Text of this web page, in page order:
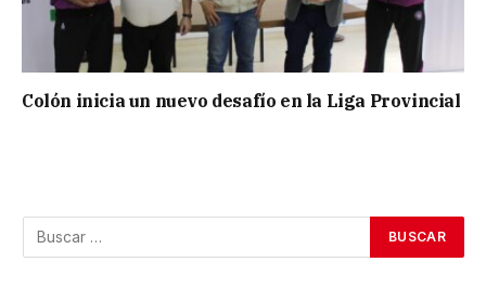
Colón inicia un nuevo desafío en la Liga Provincial